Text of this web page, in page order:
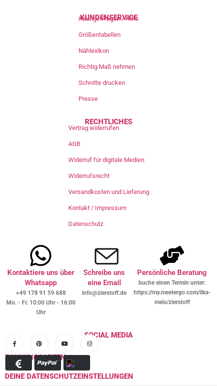
KUNDENSERVICE
Häufige Fragen / Hilfe
Größentabellen
Nählexikon
Richtig Maß nehmen
Schnitte drucken
Presse
RECHTLICHES
Vertrag widerrufen
AGB
Widerruf für digitale Medien
Widerrufsrecht
Versandkosten und Lieferung
Kontakt / Impressum
Datenschutz
Kontaktiere uns über
Whatsapp
+49 178 91 59 688
Mo. - Fr. 10:00 Uhr - 16:00
Uhr
Schreibe uns
eine Email
info@zierstoff.de
Persönliche Beratung
buche einen Termin unter:
https://my.meetergo.com/ilka-
meis/zierstoff
SOCIAL MEDIA
ZAHLUNGSARTEN
DEINE DATENSCHUTZEINSTELLUNGEN